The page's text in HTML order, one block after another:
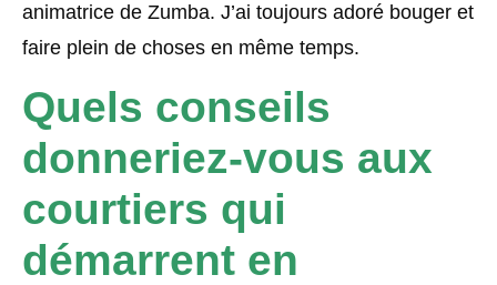
animatrice de Zumba. J’ai toujours adoré bouger et
faire plein de choses en même temps.
Quels conseils
donneriez-vous aux
courtiers qui
démarrent en